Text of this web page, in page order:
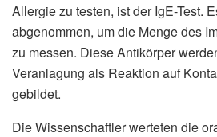
Allergie zu testen, ist der IgE-Test.
abgenommen, um die Menge des
zu messen. Diese Antikörper
Veranlagung als Reaktion auf
gebildet.
Die Wissenschaftler werteten die